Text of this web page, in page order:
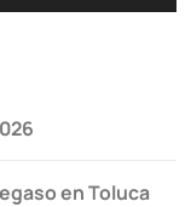
en Toluca